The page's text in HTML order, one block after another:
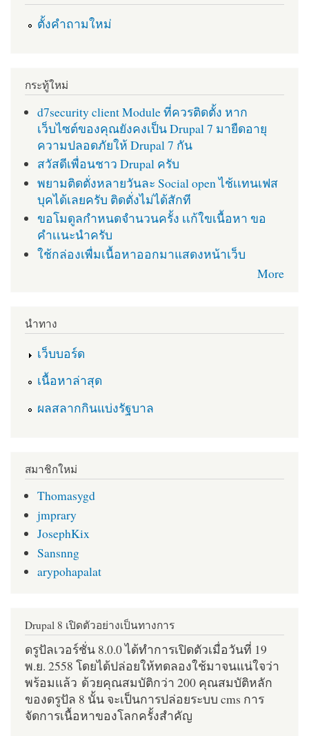
ตั้งคำถามใหม่
กระทู้ใหม่
d7security client Module ที่ควรติดตั้ง หาก
เว็บไซต์ของคุณยังคงเป็น Drupal 7 มายืดอายุ
ความปลอดภัยให้ Drupal 7 กัน
สวัสดีเพื่อนชาว Drupal ครับ
พยามติดตั่งหลายวันละ Social open ไช้เเทนเฟส
บุคได้เลยครับ ติดตั่งไม่ได้สักที
ขอโมดูลกำหนดจำนวนครั้ง เเก้ใขเนื้อหา ขอ
คำเเนะนำครับ
ใช้กล่องเพื่มเนื้อหาออกมาแสดงหน้าเว็บ
More
นำทาง
เว็บบอร์ด
เนื้อหาล่าสุด
ผลสลากกินแบ่งรัฐบาล
สมาชิกใหม่
Thomasygd
jmprary
JosephKix
Sansnng
arypohapalat
Drupal 8 เปิดตัวอย่างเป็นทางการ
ดรูปัลเวอร์ชั่น 8.0.0 ได้ทำการเปิดตัวเมื่อวันที่ 19
พ.ย. 2558 โดยได้ปล่อยให้ทดลองใช้มาจนแน่ใจว่า
พร้อมแล้ว ด้วยคุณสมบัติกว่า 200 คุณสมบัติหลัก
ของดรูปัล 8 นั้น จะเป็นการปล่อยระบบ cms การ
จัดการเนื้อหาของโลกครั้งสำคัญ